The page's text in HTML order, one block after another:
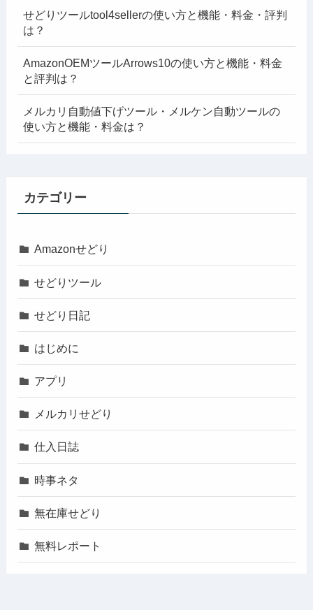
せどりツールtool4sellerの使い方と機能・料金・評判
は？
AmazonOEMツールArrows10の使い方と機能・料金
と評判は？
メルカリ自動値下げツール・メルケン自動ツールの
使い方と機能・料金は？
カテゴリー
Amazonせどり
せどりツール
せどり日記
はじめに
アプリ
メルカリせどり
仕入日誌
時事ネタ
無在庫せどり
無料レポート